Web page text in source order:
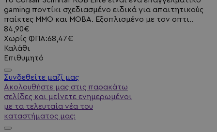
gaming ποντίκι σχεδιασμένο ειδικά για απαιτητικούς
παίκτες MMO και MOBA. Εξοπλισμένο με τον οπτι..
84,90€
Χωρίς ΦΠΑ:68,47€
Καλάθι
Επιθυμητό
Συνδεθείτε μαζί μας
Ακολουθήστε μας στις παρακάτω
σελίδες και μείνετε ενημερωμένοι
με τα τελευταία νέα του
καταστήματος μας: